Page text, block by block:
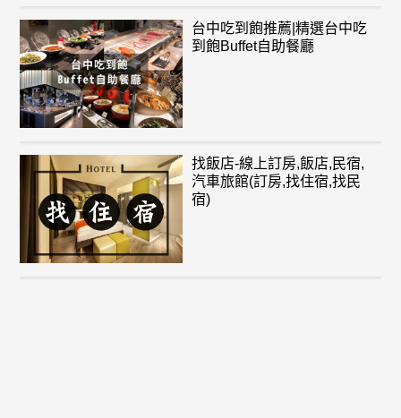
台中吃到飽推薦|精選台中吃
到飽Buffet自助餐廳
找飯店-線上訂房,飯店,民宿,
汽車旅館(訂房,找住宿,找民
宿)